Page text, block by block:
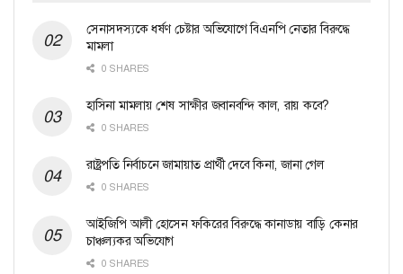
সেনাসদস্যকে ধর্ষণ চেষ্টার অভিযোগে বিএনপি নেতার বিরুদ্ধে
মামলা
0 SHARES
হাসিনা মামলায় শেষ সাক্ষীর জবানবন্দি কাল, রায় কবে?
0 SHARES
রাষ্ট্রপতি নির্বাচনে জামায়াত প্রার্থী দেবে কিনা, জানা গেল
0 SHARES
আইজিপি আলী হোসেন ফকিরের বিরুদ্ধে কানাডায় বাড়ি কেনার
চাঞ্চল্যকর অভিযোগ
0 SHARES